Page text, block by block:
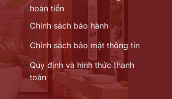
hoàn tiền
Chinh sách bảo hành
Chính sách bảo mật thông tin
Quy định và hình thức thanh
toán